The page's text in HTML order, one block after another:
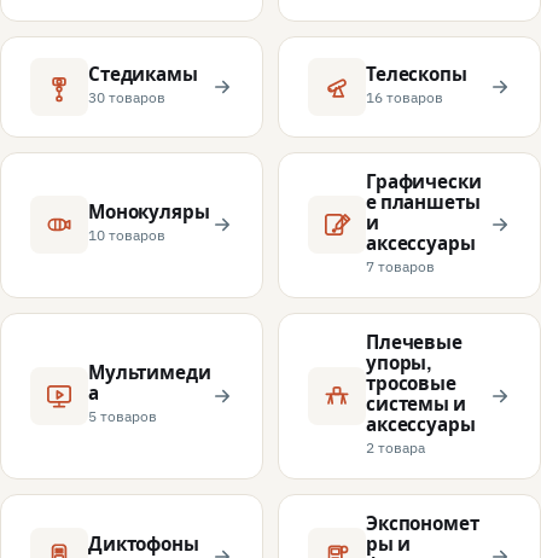
Стедикамы
30 товаров
Телескопы
16 товаров
Монокуляры
10 товаров
Графически
е планшеты
и
аксессуары
7 товаров
Мультимеди
а
5 товаров
Плечевые
упоры,
тросовые
системы и
аксессуары
2 товара
Диктофоны
Экспономет
ры и